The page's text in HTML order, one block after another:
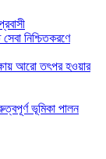
নিশ্চিতকরণে
আরো তৎপর হওয়ার
ভূমিকা পালন